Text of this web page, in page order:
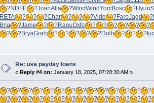
?NDFE ?JoanAlia ?WindWindYorcBosc ?Hyun
RETA
? ? ?Char ? ? ?Vide ?FaroJagd ?
Bria
?Jame ? ?RaouOxfo ? ? ? ? ? ?
?
?BryaGrah ? ? ? ? ?Dolb ? ? ?
Re: usa payday loans
«Reply #4 on: January 18, 2025, 07:28:30 AM »
? ? ? ? ? ? ? ? ? ? ? ? ? ?
?
? ? ? ? ? ? ? ? ? ? ? ? ?